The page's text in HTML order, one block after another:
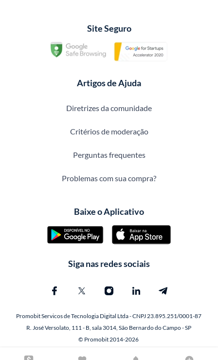
Site Seguro
Artigos de Ajuda
Diretrizes da comunidade
Critérios de moderação
Perguntas frequentes
Problemas com sua compra?
Baixe o Aplicativo
Siga nas redes sociais
Promobit Servicos de Tecnologia Digital Ltda - CNPJ 23.895.251/0001-87
R. José Versolato, 111 - B, sala 3014, São Bernardo do Campo - SP
© Promobit 2014-2026